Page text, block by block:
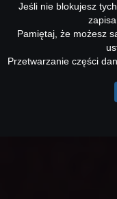
Jeśli nie blokujesz
Pamiętaj, że możesz
Przetwarzanie części